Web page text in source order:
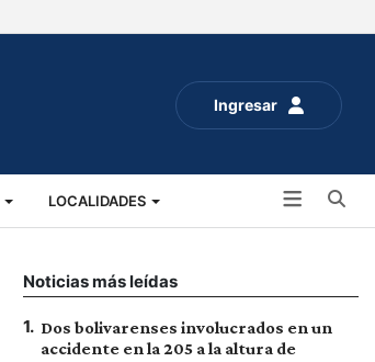
Ingresar
LOCALIDADES
Noticias más leídas
1. Dos bolivarenses involucrados en un
accidente en la 205 a la altura de